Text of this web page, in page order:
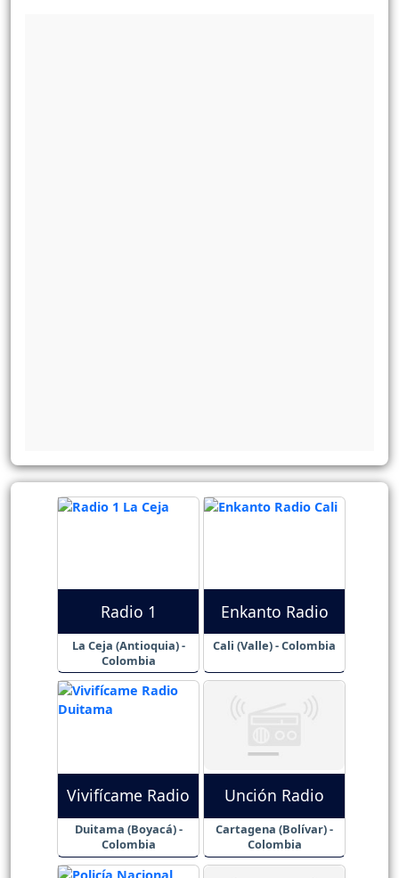
Radio 1
La Ceja (Antioquia) -
Colombia
Enkanto Radio
Cali (Valle) - Colombia
Vivifícame Radio
Duitama (Boyacá) -
Colombia
Unción Radio
Cartagena (Bolívar) -
Colombia